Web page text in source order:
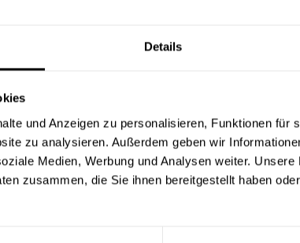
Details
und Anzeigen zu personalisieren, Funktionen für
zu analysieren. Außerdem geben wir
Medien, Werbung und Analysen weiter.
zusammen, die Sie ihnen bereitgestellt haben
Merkblatt
laut Hersteller ca. 10 bis 13 m²/Liter. Der
diesen Verbrauchszahlen handelt es sich um
Dokumente